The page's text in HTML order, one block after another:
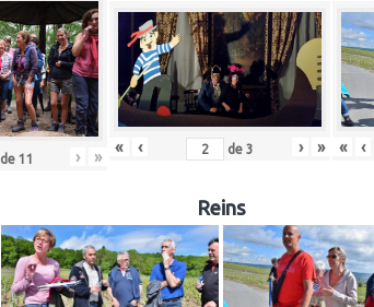
de11 › »
« ‹ de3 › » « ‹
Reins